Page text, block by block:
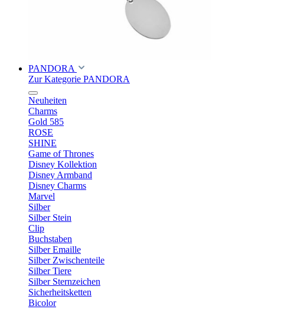
PANDORA
Zur Kategorie PANDORA
Neuheiten
Charms
Gold 585
ROSE
SHINE
Game of Thrones
Disney Kollektion
Disney Armband
Disney Charms
Marvel
Silber
Silber Stein
Clip
Buchstaben
Silber Emaille
Silber Zwischenteile
Silber Tiere
Silber Sternzeichen
Sicherheitsketten
Bicolor